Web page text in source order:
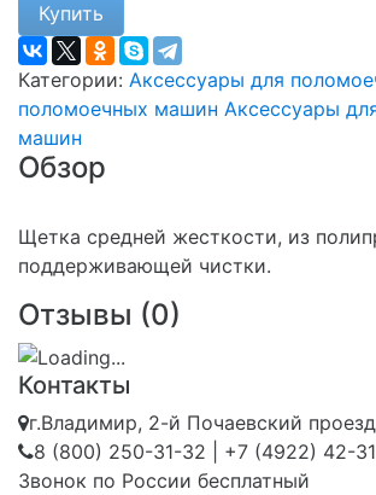
Купить
Категории: Аксессуары для
поломоечных машин Аксессуары
машин
Обзор
Щетка средней жесткости, из
поддерживающей чистки.
Отзывы (0)
Контакты
г.Владимир, 2-й Почаевский
8 (800) 250-31-32 | +7 (4922) 42-
Звонок по России бесплатный